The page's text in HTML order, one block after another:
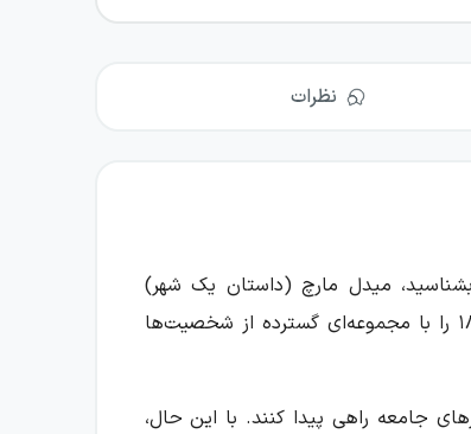
نظرات
میدل مارچ (داستان یک شهر)
(۲جلدی) تجربه‌ای عمیق و چندلایه پیش روی شما می‌گذارد. جورج الیوت در این رمان، زندگی شهری در انگلستان دهه ۱۸۳۰ را با مجموعه‌ای گسترده از شخصیت‌ها
جامعه راهی پیدا کنند. با این حال،